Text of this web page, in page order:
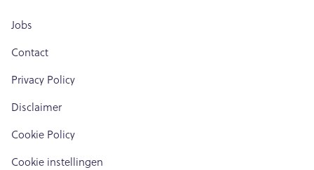
Jobs
Contact
Privacy Policy
Disclaimer
Cookie Policy
Cookie instellingen